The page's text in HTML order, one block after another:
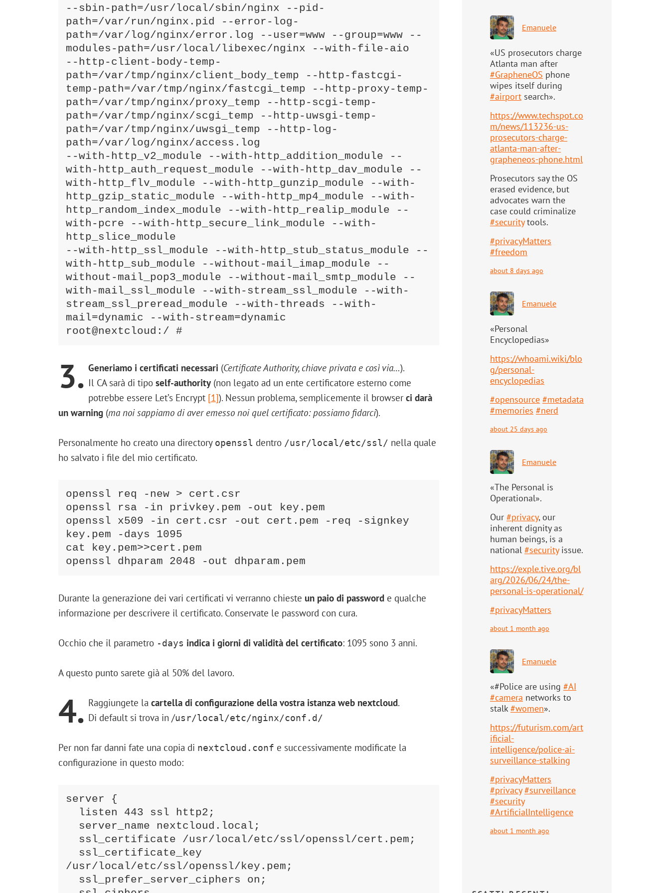
--sbin-path=/usr/local/sbin/nginx --pid-
path=/var/run/nginx.pid --error-log-
path=/var/log/nginx/error.log --user=www --group=www --
modules-path=/usr/local/libexec/nginx --with-file-aio
--http-client-body-temp-
path=/var/tmp/nginx/client_body_temp --http-fastcgi-
temp-path=/var/tmp/nginx/fastcgi_temp --http-proxy-temp-
path=/var/tmp/nginx/proxy_temp --http-scgi-temp-
path=/var/tmp/nginx/scgi_temp --http-uwsgi-temp-
path=/var/tmp/nginx/uwsgi_temp --http-log-
path=/var/log/nginx/access.log
--with-http_v2_module --with-http_addition_module --
with-http_auth_request_module --with-http_dav_module --
with-http_flv_module --with-http_gunzip_module --with-
http_gzip_static_module --with-http_mp4_module --with-
http_random_index_module --with-http_realip_module --
with-pcre --with-http_secure_link_module --with-
http_slice_module
--with-http_ssl_module --with-http_stub_status_module --
with-http_sub_module --without-mail_imap_module --
without-mail_pop3_module --without-mail_smtp_module --
with-mail_ssl_module --with-stream_ssl_module --with-
stream_ssl_preread_module --with-threads --with-
mail=dynamic --with-stream=dynamic
3. Generiamo i certificati necessari (Certificate Authority, chiave privata e così via…).
Il CA sarà di tipo self-authority(non legato ad un ente certificatore esterno come
potrebbe essere Let’s Encrypt [1]). Nessun problema, semplicemente il browserci darà
un warning (ma noi sappiamo di aver emesso noi quel certificato: possiamo fidarci).
Personalmente ho creato una directory openssl dentro /usr/local/etc/ssl/ nella quale
ho salvato i file del mio certificato.
openssl req -new > cert.csr
openssl rsa -in privkey.pem -out key.pem
openssl x509 -in cert.csr -out cert.pem -req -signkey
key.pem -days 1095
cat key.pem>>cert.pem
openssl dhparam 2048 -out dhparam.pem
Durante la generazione dei vari certificati vi verranno chieste un paio di password e qualche
informazione per descrivere il certificato. Conservate le password con cura.
Occhio che il parametro -days indica i giorni di validità del certificato: 1095 sono 3 anni.
A questo punto sarete già al 50% del lavoro.
4. Raggiungete la cartella di configurazione della vostra istanza web nextcloud.
Di default si trova in /usr/local/etc/nginx/conf.d/
Per non far danni fate una copia di nextcloud.conf e successivamente modificate la
configurazione in questo modo:
server {
/usr/local/etc/ssl/openssl/key.pem;
Emanuele
«US prosecutors charge
Atlanta man after
#GrapheneOS phone
wipes itself during
#airport search».
https://www.techspot.co
m/news/113236-us-
prosecutors-charge-
atlanta-man-after-
grapheneos-phone.html
Prosecutors say the OS
erased evidence, but
advocates warn the
case could criminalize
#securitytools.
#privacyMatters
#freedom
about 8 days ago
Emanuele
«Personal
Encyclopedias»
https://whoami.wiki/blo
g/personal-
encyclopedias
#opensource #metadata
#memories #nerd
about 25 days ago
Emanuele
«The Personal is
Operational».
Our #privacy, our
inherent dignity as
human beings, is a
national #securityissue.
https://exple.tive.org/bl
arg/2026/06/24/the-
personal-is-operational/
#privacyMatters
about 1 month ago
Emanuele
«#Police are using #AI
#camera networks to
stalk#women».
https://futurism.com/art
ificial-
intelligence/police-ai-
surveillance-stalking
#privacyMatters
#privacy #surveillance
#security
#ArtificialIntelligence
about 1 month ago